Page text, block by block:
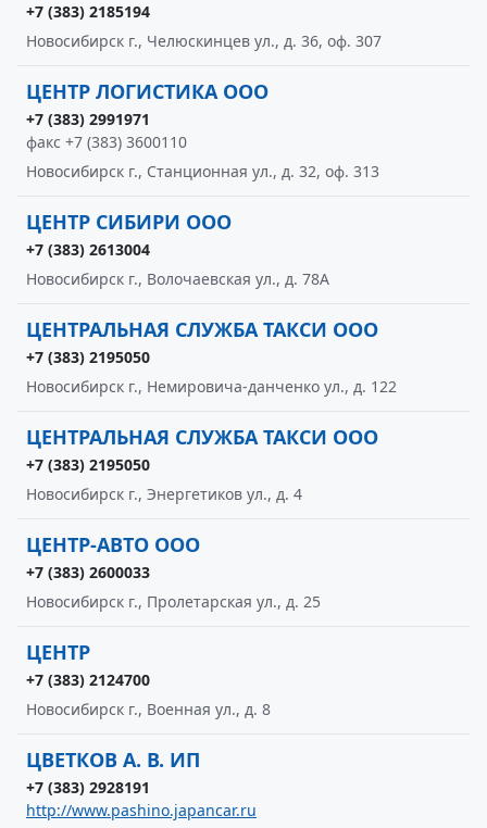
+7 (383) 2185194
Новосибирск г., Челюскинцев ул., д. 36, оф. 307
ЦЕНТР ЛОГИСТИКА ООО
+7 (383) 2991971
факс +7 (383) 3600110
Новосибирск г., Станционная ул., д. 32, оф. 313
ЦЕНТР СИБИРИ ООО
+7 (383) 2613004
Новосибирск г., Волочаевская ул., д. 78А
ЦЕНТРАЛЬНАЯ СЛУЖБА ТАКСИ ООО
+7 (383) 2195050
Новосибирск г., Немировича-данченко ул., д. 122
ЦЕНТРАЛЬНАЯ СЛУЖБА ТАКСИ ООО
+7 (383) 2195050
Новосибирск г., Энергетиков ул., д. 4
ЦЕНТР-АВТО ООО
+7 (383) 2600033
Новосибирск г., Пролетарская ул., д. 25
ЦЕНТР
+7 (383) 2124700
Новосибирск г., Военная ул., д. 8
ЦВЕТКОВ А. В. ИП
+7 (383) 2928191
http://www.pashino.japancar.ru